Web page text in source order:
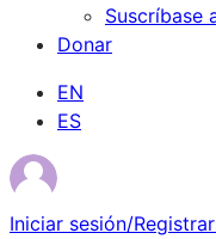
Suscríbase
Donar
EN
ES
Iniciar sesión/